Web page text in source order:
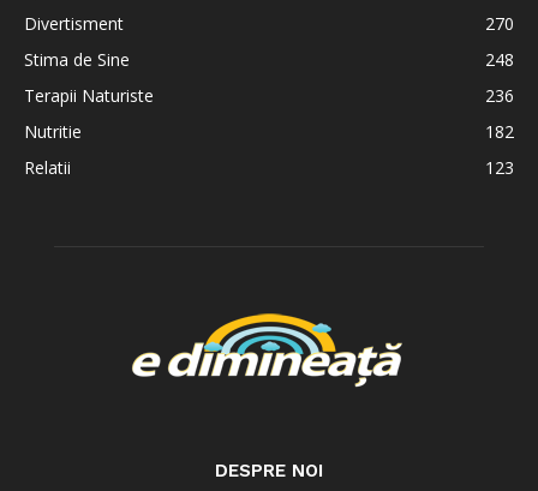
Divertisment
270
Stima de Sine
248
Terapii Naturiste
236
Nutritie
182
Relatii
123
DESPRE NOI